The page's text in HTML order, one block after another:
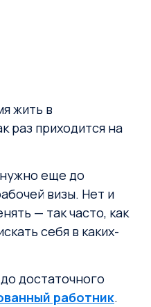
жить в
раз приходится на
нужно еще до
визы. Нет и
— так часто, как
себя в каких-
достаточного
работник.